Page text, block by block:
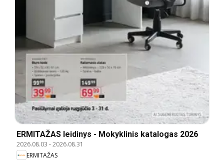
ERMITAŽAS leidinys - Mokyklinis katalogas 2026
2026.08.03 -2026.08.31
ERMITAŽAS